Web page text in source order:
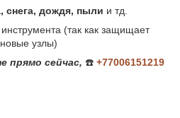
снега, дождя, пыли и тд.
инструмента (так как защищает
узлы)
прямо сейчас, ☎️ +77006151219